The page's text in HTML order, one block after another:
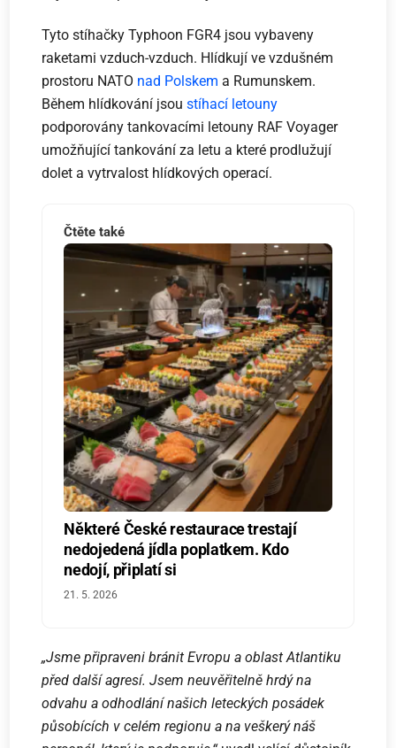
Tyto stíhačky Typhoon FGR4 jsou vybaveny
raketami vzduch-vzduch. Hlídkují ve vzdušném
prostoru NATO nad Polskem a Rumunskem.
Během hlídkování jsoustíhací letouny
podporovány tankovacími letouny RAF Voyager
umožňující tankování za letu a které prodlužují
dolet a vytrvalost hlídkových operací.
Čtěte také
Některé České restaurace trestají
nedojedená jídla poplatkem. Kdo
nedojí, připlatí si
21. 5. 2026
„Jsme připraveni bránit Evropu a oblast Atlantiku
před další agresí. Jsem neuvěřitelně hrdý na
odvahu a odhodlání našich leteckých posádek
působících v celém regionu a na veškerý náš